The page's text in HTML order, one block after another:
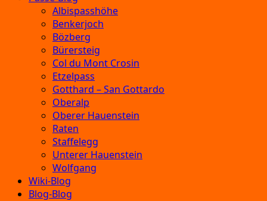
Albispasshöhe
Benkerjoch
Bözberg
Bürersteig
Col du Mont Crosin
Etzelpass
Gotthard – San Gottardo
Oberalp
Oberer Hauenstein
Raten
Staffelegg
Unterer Hauenstein
Wolfgang
Wiki-Blog
Blog-Blog